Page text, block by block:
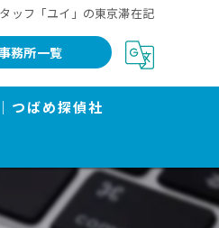
ッフ「ユイ」の東京滞在記
務所一覧
つばめ探偵社